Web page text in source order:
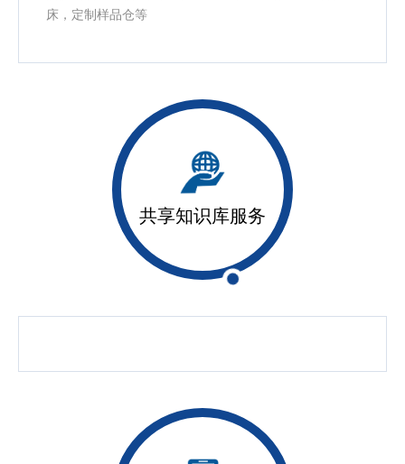
床，定制样品仓等
共享知识库服务